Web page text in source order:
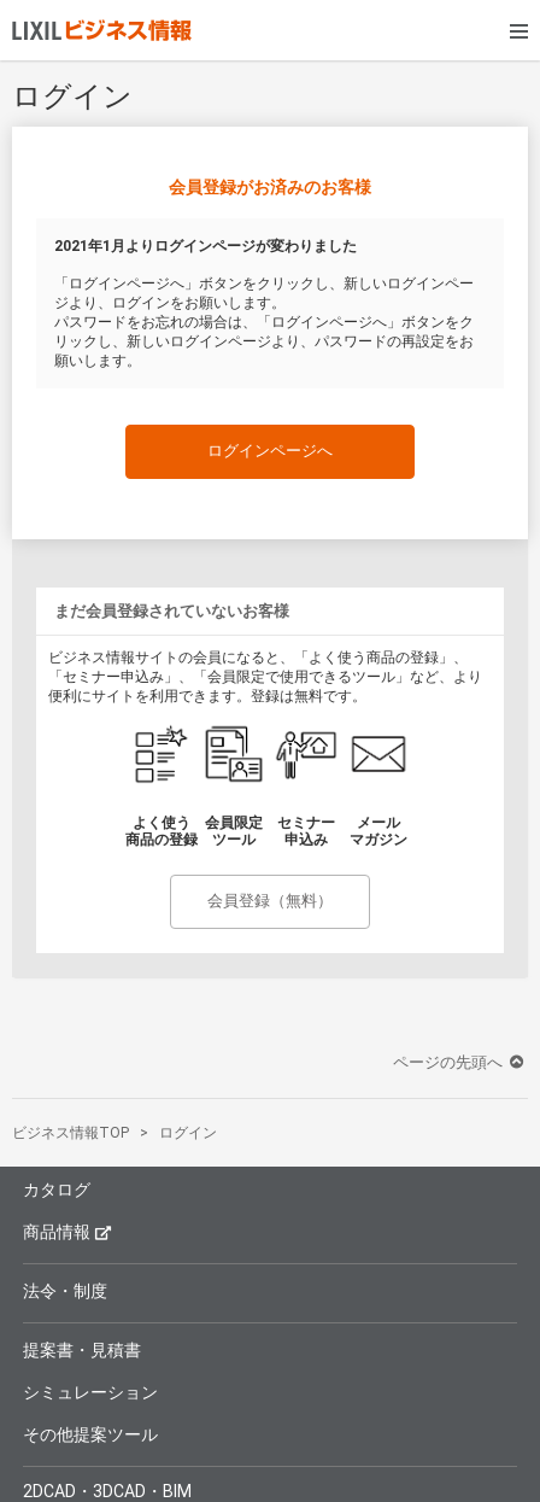
ログイン
会員登録がお済みのお客様
2021年1月よりログインページが変わりました
「ログインページへ」ボタンをクリックし、新しいログインペー
ジより、ログインをお願いします。
パスワードをお忘れの場合は、「ログインページへ」ボタンをク
リックし、新しいログインページより、パスワードの再設定をお
願いします。
ログインページへ
まだ会員登録されていないお客様
ビジネス情報サイトの会員になると、「よく使う商品の登録」、
「セミナー申込み」、「会員限定で使用できるツール」など、より
便利にサイトを利用できます。登録は無料です。
よく使う
商品の登録
会員限定
ツール
セミナー
申込み
メール
マガジン
会員登録（無料）
ページの先頭へ
ビジネス情報TOP ログイン
カタログ
商品情報
法令・制度
提案書・見積書
シミュレーション
その他提案ツール
2DCAD・3DCAD・BIM